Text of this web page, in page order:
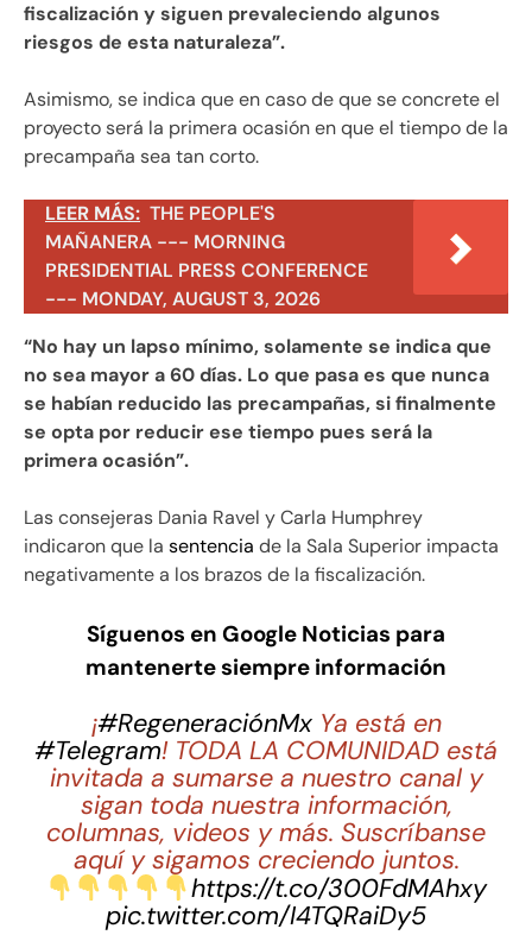
fiscalización y siguen prevaleciendo algunos
riesgos de esta naturaleza”.
Asimismo, se indica que en caso de que se concrete el
proyecto será la primera ocasión en que el tiempo de la
precampaña sea tan corto.
LEER MÁS: THE PEOPLE'S
MAÑANERA --- MORNING
PRESIDENTIAL PRESS CONFERENCE
--- MONDAY, AUGUST 3, 2026
“No hay un lapso mínimo, solamente se indica que
no sea mayor a 60 días. Lo que pasa es que nunca
se habían reducido las precampañas, si finalmente
se opta por reducir ese tiempo pues será la
primera ocasión”.
Las consejeras Dania Ravel y Carla Humphrey
indicaron que la sentencia de la Sala Superior impacta
negativamente a los brazos de la fiscalización.
Síguenos en Google Noticias para
mantenerte siempre información
¡#RegeneraciónMxYa está en
#Telegram! TODA LA COMUNIDAD está
invitada a sumarse a nuestro canal y
sigan toda nuestra información,
columnas, videos y más. Suscríbanse
aquí y sigamos creciendo juntos.
https://t.co/300FdMAhxy
pic.twitter.com/I4TQRaiDy5